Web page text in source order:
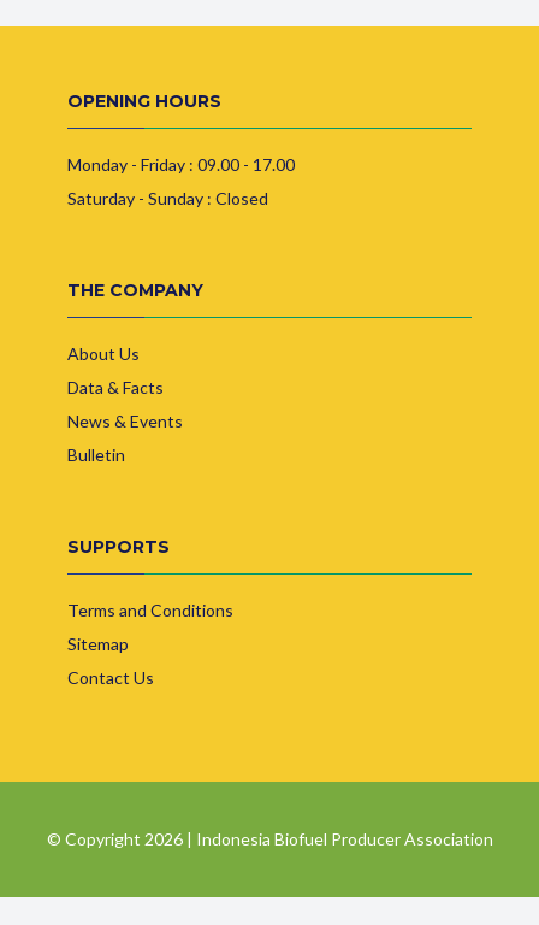
OPENING HOURS
Monday - Friday : 09.00 - 17.00
Saturday - Sunday : Closed
THE COMPANY
About Us
Data & Facts
News & Events
Bulletin
SUPPORTS
Terms and Conditions
Sitemap
Contact Us
© Copyright 2026 | Indonesia Biofuel Producer Association